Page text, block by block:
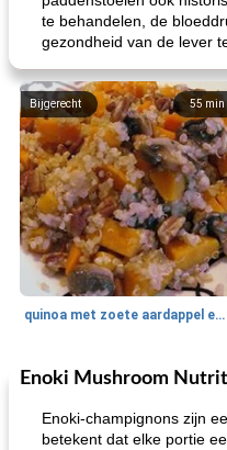
te behandelen, de
gezondheid van de lever
55 min
Bijgerecht
quinoa met zoete aardappel en champignons
40min
One Dish Meal
Enoki Mushroom
Enoki-champignons zijn
betekent dat elke portie